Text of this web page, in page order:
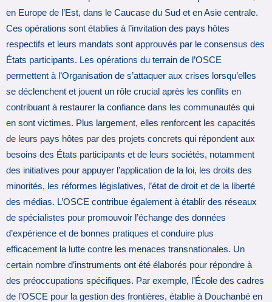
en Europe de l’Est, dans le Caucase du Sud et en Asie centrale.
Ces opérations sont établies à l’invitation des pays hôtes
respectifs et leurs mandats sont approuvés par le consensus des
États participants. Les opérations du terrain de l’OSCE
permettent à l’Organisation de s’attaquer aux crises lorsqu’elles
se déclenchent et jouent un rôle crucial après les conflits en
contribuant à restaurer la confiance dans les communautés qui
en sont victimes. Plus largement, elles renforcent les capacités
de leurs pays hôtes par des projets concrets qui répondent aux
besoins des États participants et de leurs sociétés, notamment
des initiatives pour appuyer l’application de la loi, les droits des
minorités, les réformes législatives, l’état de droit et de la liberté
des médias. L’OSCE contribue également à établir des réseaux
de spécialistes pour promouvoir l’échange des données
d’expérience et de bonnes pratiques et conduire plus
efficacement la lutte contre les menaces transnationales. Un
certain nombre d’instruments ont été élaborés pour répondre à
des préoccupations spécifiques. Par exemple, l’École des cadres
de l’OSCE pour la gestion des frontières, établie à Douchanbé en